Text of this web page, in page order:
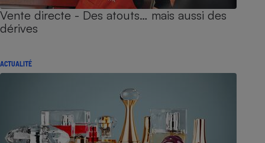
Vente directe - Des atouts… mais aussi des
dérives
ACTUALITÉ